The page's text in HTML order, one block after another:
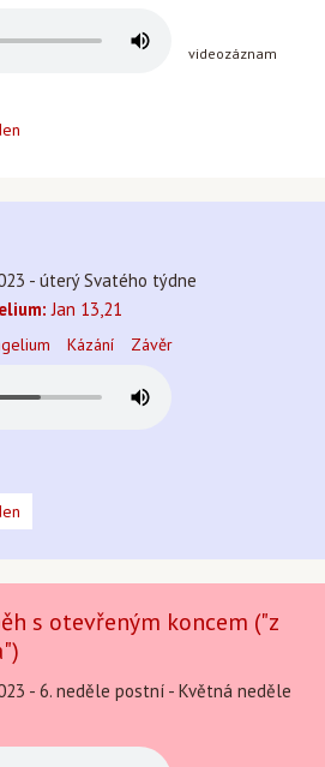
videozáznam
- úterý Svatého týdne
Jan 13,21
Kázání Závěr
s otevřeným koncem ("z
- 6. neděle postní - Květná neděle